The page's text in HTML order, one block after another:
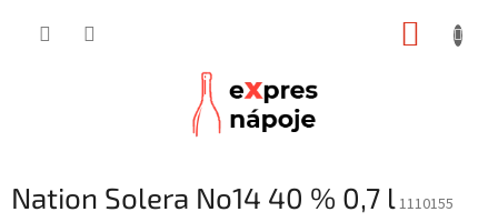
Nation Solera No14 40 % 0,7 l1110155